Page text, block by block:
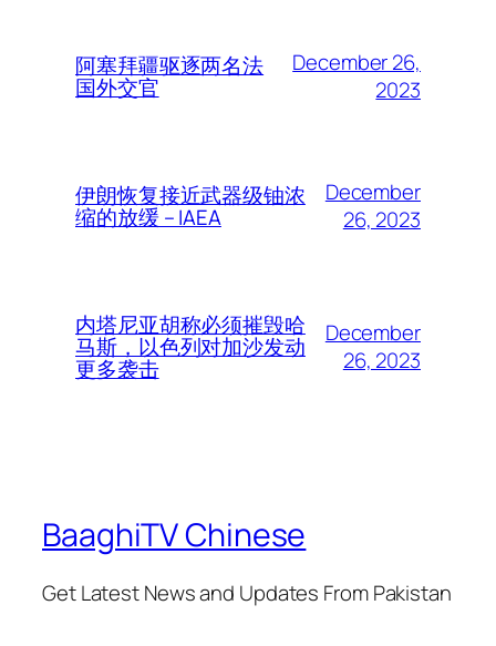
阿塞拜疆驱逐两名法
国外交官
December 26,
2023
伊朗恢复接近武器级铀浓
缩的放缓 – IAEA
December
26, 2023
内塔尼亚胡称必须摧毁哈
马斯，以色列对加沙发动
更多袭击
December
26, 2023
BaaghiTV Chinese
Get Latest News and Updates From Pakistan